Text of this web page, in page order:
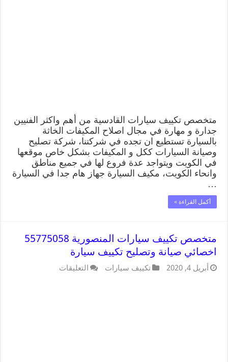
متخصص تكييف سيارات القادسية من أهم واكثر الفنيين
جدارة و مهارة في مجال اصلاح المكيفات الخاثة
بالسيارة تستطيع ان تجده في شركتنا، شركة تصليح
وصيانة السيارات ككل و المكيفات بشكل خاص موقعها
في الكويت ويتواجد عدة فروع لها في جميع مناطق
وانحاء الكويت، مكيف السيارة جهاز هام جدا في السيارة
…
أكمل القراءة »
متخصص تكييف سيارات المنصورية 55775058
اخصائي صيانة وتصليح تكييف سيارة
أبريل 4, 2020 تكييف سيارات التعليقات